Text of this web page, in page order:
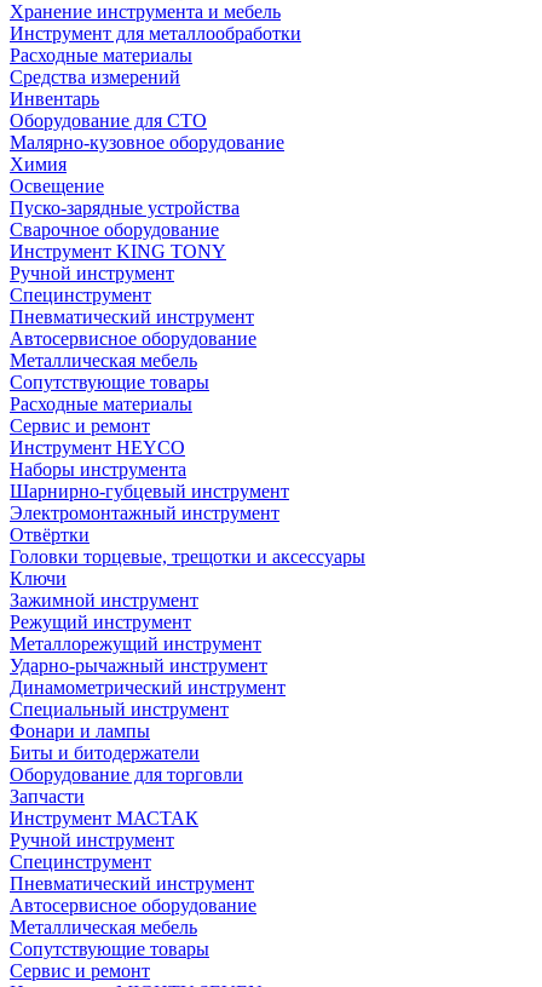
Хранение инструмента и мебель
Инструмент для металлообработки
Расходные материалы
Средства измерений
Инвентарь
Оборудование для СТО
Малярно-кузовное оборудование
Химия
Освещение
Пуско-зарядные устройства
Сварочное оборудование
Инструмент KING TONY
Ручной инструмент
Специнструмент
Пневматический инструмент
Автосервисное оборудование
Металлическая мебель
Сопутствующие товары
Расходные материалы
Сервис и ремонт
Инструмент HEYCO
Наборы инструмента
Шарнирно-губцевый инструмент
Электромонтажный инструмент
Отвёртки
Головки торцевые, трещотки и аксессуары
Ключи
Зажимной инструмент
Режущий инструмент
Металлорежущий инструмент
Ударно-рычажный инструмент
Динамометрический инструмент
Специальный инструмент
Фонари и лампы
Биты и битодержатели
Оборудование для торговли
Запчасти
Инструмент МАСТАК
Ручной инструмент
Специнструмент
Пневматический инструмент
Автосервисное оборудование
Металлическая мебель
Сопутствующие товары
Сервис и ремонт